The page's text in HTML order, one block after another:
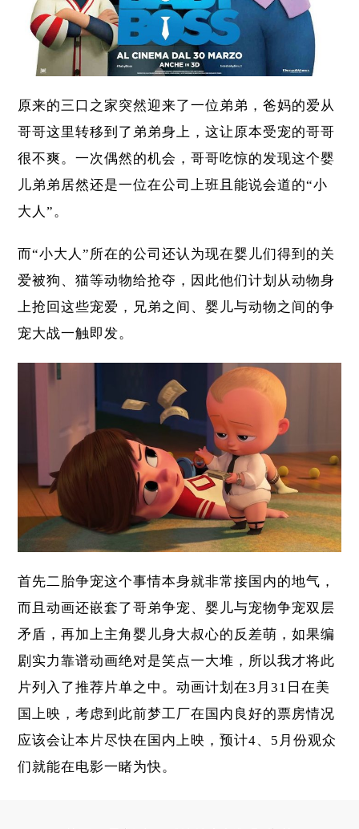
原来的三口之家突然迎来了一位弟弟，爸妈的爱从
哥哥这里转移到了弟弟身上，这让原本受宠的哥哥
很不爽。一次偶然的机会，哥哥吃惊的发现这个婴
儿弟弟居然还是一位在公司上班且能说会道的“小
大人”。
而“小大人”所在的公司还认为现在婴儿们得到的关
爱被狗、猫等动物给抢夺，因此他们计划从动物身
上抢回这些宠爱，兄弟之间、婴儿与动物之间的争
宠大战一触即发。
首先二胎争宠这个事情本身就非常接国内的地气，
而且动画还嵌套了哥弟争宠、婴儿与宠物争宠双层
矛盾，再加上主角婴儿身大叔心的反差萌，如果编
剧实力靠谱动画绝对是笑点一大堆，所以我才将此
片列入了推荐片单之中。动画计划在3月31日在美
国上映，考虑到此前梦工厂在国内良好的票房情况
应该会让本片尽快在国内上映，预计4、5月份观众
们就能在电影一睹为快。